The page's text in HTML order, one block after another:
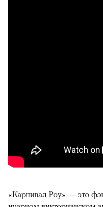
«Карнивал Роу» — это